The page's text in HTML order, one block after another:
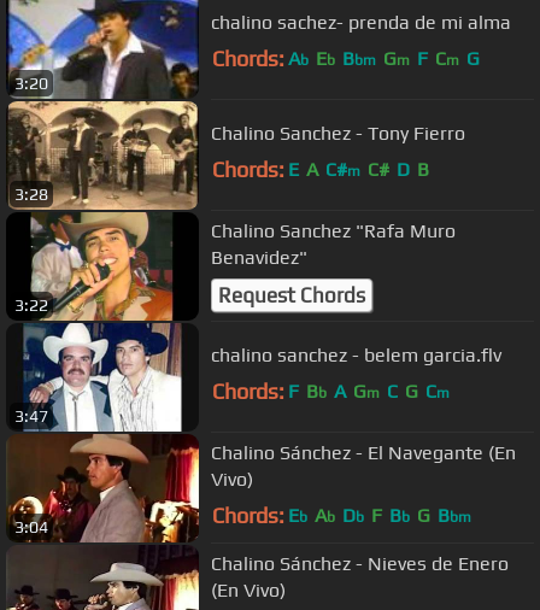
3:20
chalino sachez- prenda de mi alma
Chords: Ab Eb Bbm Gm F Cm G
3:28
Chalino Sanchez - Tony Fierro
Chords: E A C#m C# D B
3:22
Chalino Sanchez "Rafa Muro
Benavidez"
Request Chords
3:47
chalino sanchez - belem garcia.flv
Chords: F Bb A Gm C G Cm
3:04
Chalino Sánchez - El Navegante (En
Vivo)
Chords: Eb Ab Db F Bb G Bbm
Chalino Sánchez - Nieves de Enero
(En Vivo)